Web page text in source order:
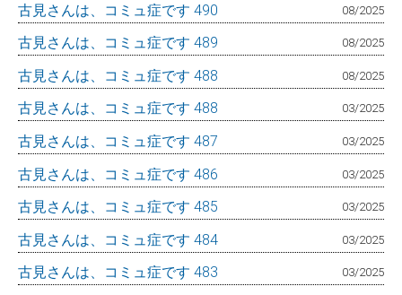
古見さんは、コミュ症です 490 08/2025
古見さんは、コミュ症です 489 08/2025
古見さんは、コミュ症です 488 08/2025
古見さんは、コミュ症です 488 03/2025
古見さんは、コミュ症です 487 03/2025
古見さんは、コミュ症です 486 03/2025
古見さんは、コミュ症です 485 03/2025
古見さんは、コミュ症です 484 03/2025
古見さんは、コミュ症です 483 03/2025